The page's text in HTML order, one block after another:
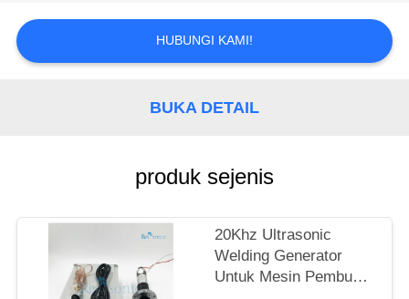
KASUS
SITEMAP
HUBUNGI KAMI!
BUKA DETAIL
produk sejenis
20Khz Ultrasonic
Welding Generator
Untuk Mesin Pembuat